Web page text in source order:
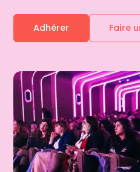
Adhérer Faire